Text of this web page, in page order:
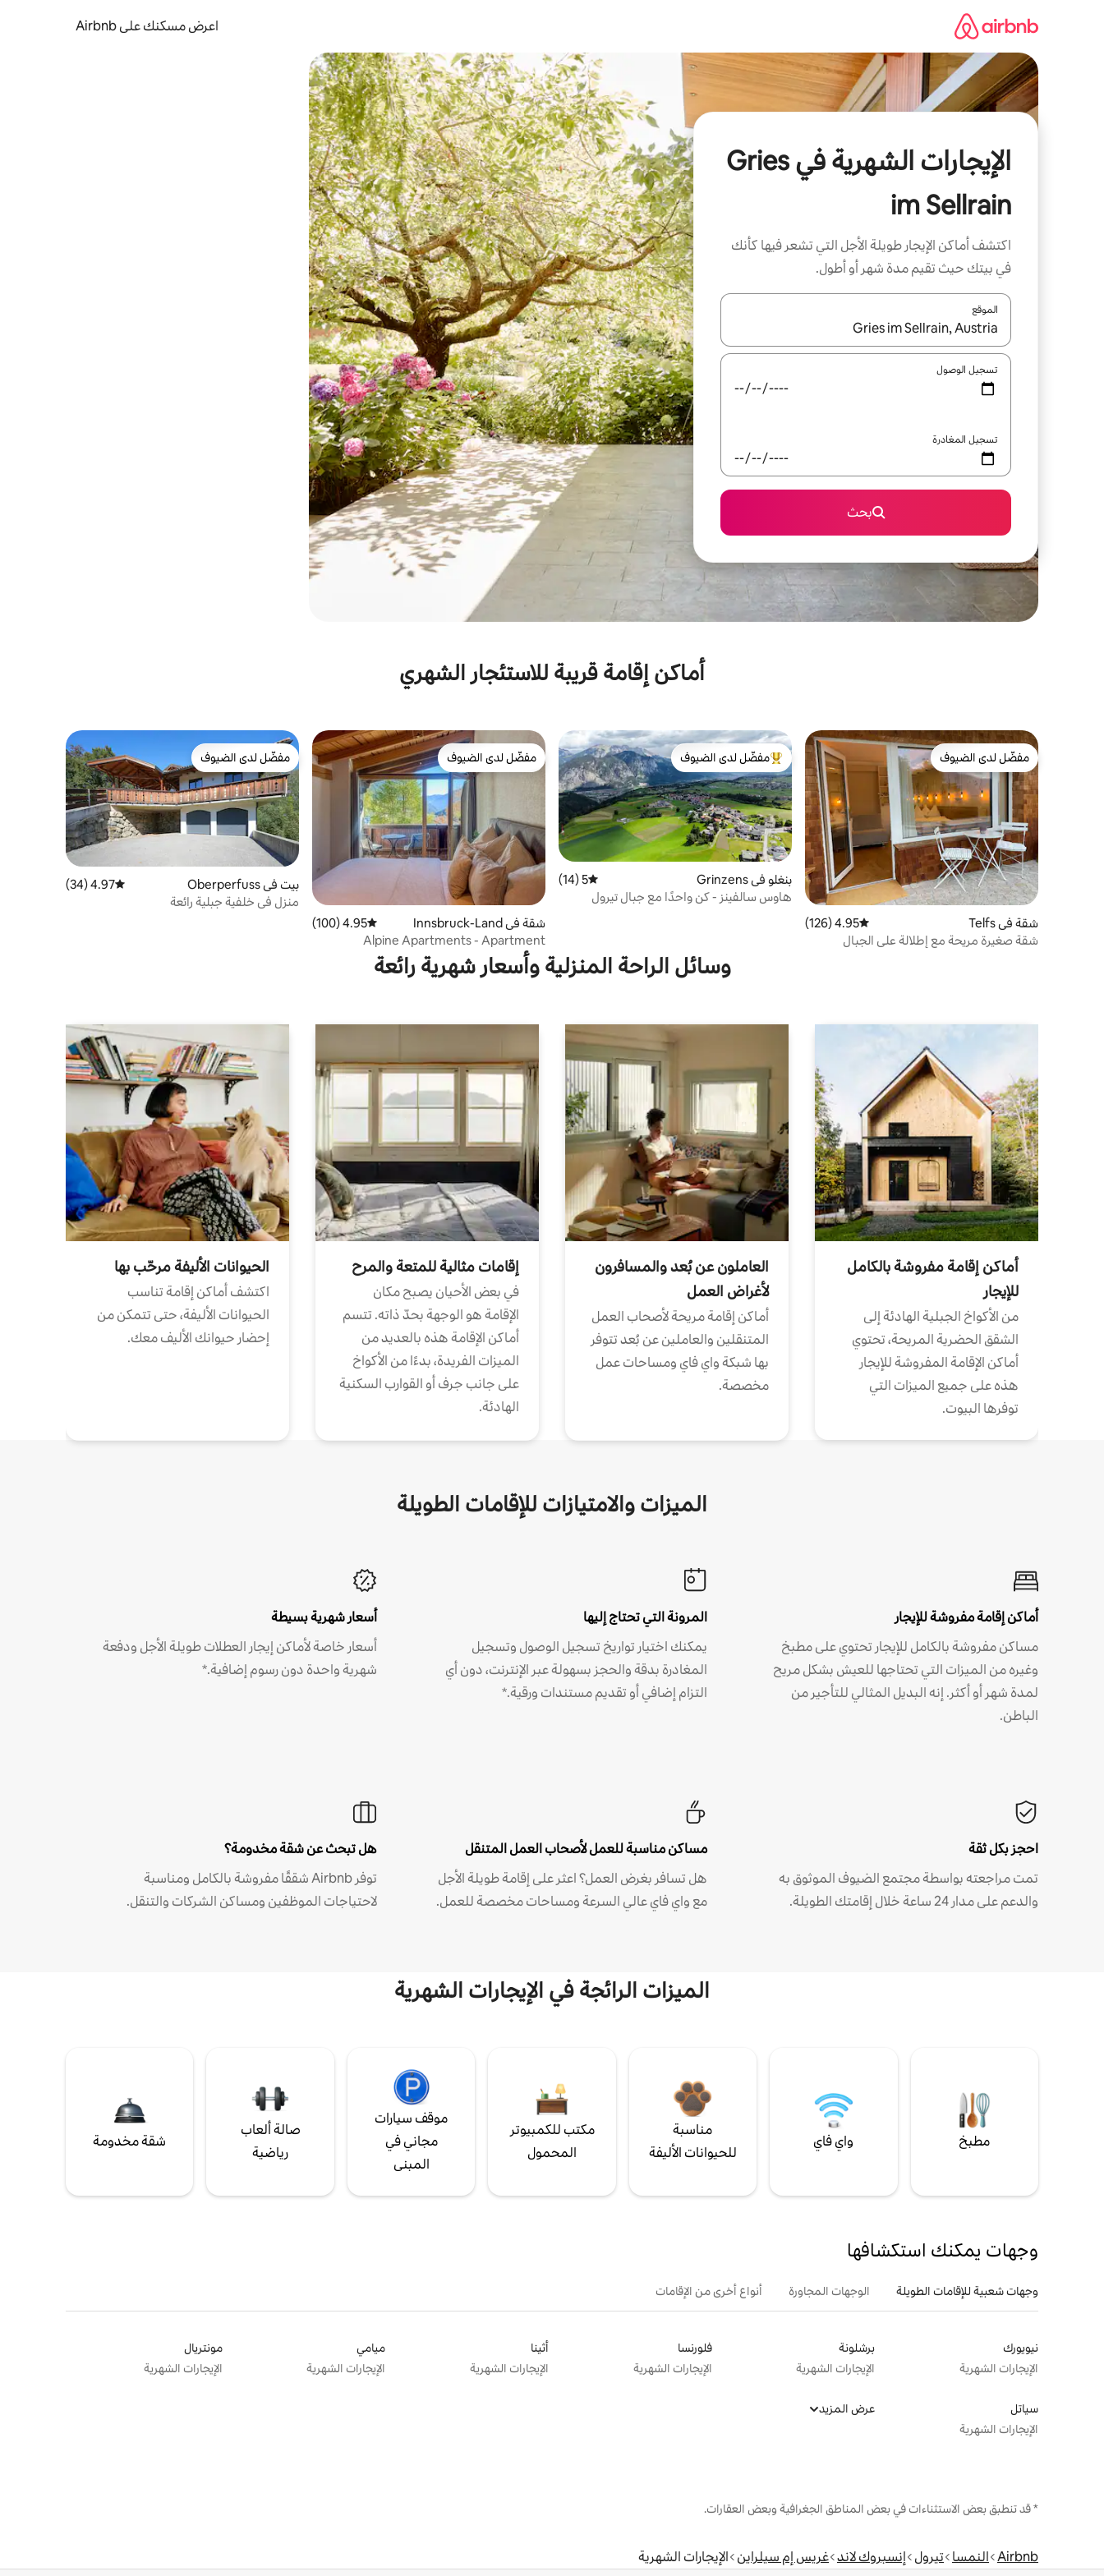
اعرض مسكنك على Airbnb
الإيجارات الشهرية في Gries
im Sellrain
اكتشف أماكن الإيجار طويلة الأجل التي تشعر فيها كأنك
في بيتك حيث تقيم مدة شهر أو أطول.
الموقع
عند توفر النتائج، انتقل باستخدام السهمين لأعلى ولأسفل أو استكشف عن طريق اللمس أو السحب.
تسجيل الوصول
تسجيل المغادرة
بحث
أماكن إقامة قريبة للاستئجار الشهري
مفضّل لدى الضيوف
مفضّل لدى الضيوف
شقة في Telfs متوسط التقييم 4.95 من 5، 126 مراجعات
4.95 (126)
شقة صغيرة مريحة مع إطلالة على الجبال
من أبرز البيوت المفضّلة لدى الضيوف
مفضّل لدى الضيوف
بنغلو في Grinzens متوسط التقييم 5 من 5، 14 مراجعات
5 (14)
هاوس سالفينز - كن واحدًا مع جبال تيرول
مفضّل لدى الضيوف
مفضّل لدى الضيوف
شقة في Innsbruck-Land متوسط التقييم 4.95 من 5، 100 مراجعات
4.95 (100)
Alpine Apartments - Apartment
Sonnberg Deluxe
مفضّل لدى الضيوف
مفضّل لدى الضيوف
بيت في Oberperfuss متوسط التقييم 4.97 من 5، 34 مراجعات
4.97 (34)
منزل في خلفية جبلية رائعة
وسائل الراحة المنزلية وأسعار شهرية رائعة
أماكن إقامة مفروشة بالكامل
للإيجار
من الأكواخ الجبلية الهادئة إلى
الشقق الحضرية المريحة، تحتوي
أماكن الإقامة المفروشة للإيجار
هذه على جميع الميزات التي
توفرها البيوت.
العاملون عن بُعد والمسافرون
لأغراض العمل
أماكن إقامة مريحة لأصحاب العمل
المتنقلين والعاملين عن بُعد تتوفر
بها شبكة واي فاي ومساحات عمل
مخصصة.
إقامات مثالية للمتعة والمرح
في بعض الأحيان يصبح مكان
الإقامة هو الوجهة بحدّ ذاته. تتسم
أماكن الإقامة هذه بالعديد من
الميزات الفريدة، بدءًا من الأكواخ
على جانب جرف أو القوارب السكنية
الهادئة.
الحيوانات الأليفة مرحّب بها
اكتشف أماكن إقامة تناسب
الحيوانات الأليفة، حتى تتمكن من
إحضار حيوانك الأليف معك.
الميزات والامتيازات للإقامات الطويلة
أماكن إقامة مفروشة للإيجار
مساكن مفروشة بالكامل للإيجار تحتوي على مطبخ
وغيره من الميزات التي تحتاجها للعيش بشكل مريح
لمدة شهر أو أكثر. إنه البديل المثالي للتأجير من
الباطن.
المرونة التي تحتاج إليها
يمكنك اختيار تواريخ تسجيل الوصول وتسجيل
المغادرة بدقة والحجز بسهولة عبر الإنترنت، دون أي
التزام إضافي أو تقديم مستندات ورقية.*
أسعار شهرية بسيطة
أسعار خاصة لأماكن إيجار العطلات طويلة الأجل ودفعة
شهرية واحدة دون رسوم إضافية.*
احجز بكل ثقة
تمت مراجعته بواسطة مجتمع الضيوف الموثوق به
والدعم على مدار 24 ساعة خلال إقامتك الطويلة.
مساكن مناسبة للعمل لأصحاب العمل المتنقل
هل تسافر بغرض العمل؟ اعثر على إقامة طويلة الأجل
مع واي فاي عالي السرعة ومساحات مخصصة للعمل.
هل تبحث عن شقة مخدومة؟
توفر Airbnb شققًا مفروشة بالكامل ومناسبة
لاحتياجات الموظفين ومساكن الشركات والتنقل.
الميزات الرائجة في الإيجارات الشهرية
مطبخ واي فاي
مناسبة
للحيوانات الأليفة
مكتب للكمبيوتر
المحمول
موقف سيارات
مجاني في
المبنى
صالة ألعاب
رياضية
شقة مخدومة
وجهات يمكنك استكشافها
وجهات شعبية للإقامات الطويلة الوجهات المجاورة أنواع أخرى من الإقامات
نيويورك
الإيجارات الشهرية
برشلونة
الإيجارات الشهرية
فلورنسا
الإيجارات الشهرية
أثينا
الإيجارات الشهرية
ميامي
الإيجارات الشهرية
مونتريال
الإيجارات الشهرية
سياتل
الإيجارات الشهرية
عرض المزيد
* قد تنطبق بعض الاستثناءات في بعض المناطق الجغرافية وبعض العقارات.
Airbnb النمسا تيرول إنسبروك لاند غريس إم سيلراين الإيجارات الشهرية